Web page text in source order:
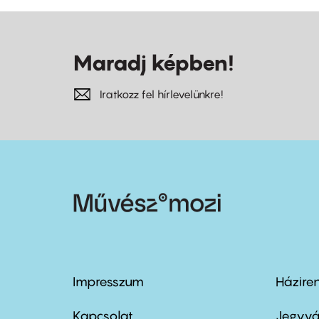
Maradj képben!
Iratkozz fel hírlevelünkre!
Footer
Impresszum
Kapcsolat